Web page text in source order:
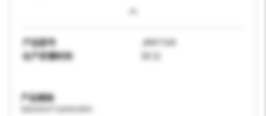
产品型号
JHH1164
生产所需时间
产品规格